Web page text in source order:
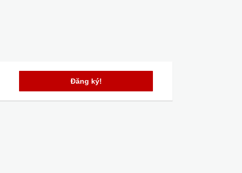
Đăng ký!